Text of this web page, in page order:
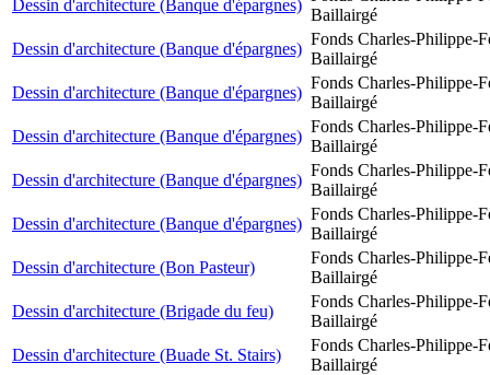
Dessin d'architecture (Banque d'épargnes)
Baillairgé
Dessin d'architecture (Banque d'épargnes)
Fonds Charles-Philippe-
Baillairgé
Dessin d'architecture (Banque d'épargnes)
Fonds Charles-Philippe-
Baillairgé
Dessin d'architecture (Banque d'épargnes)
Fonds Charles-Philippe-
Baillairgé
Dessin d'architecture (Banque d'épargnes)
Fonds Charles-Philippe-
Baillairgé
Dessin d'architecture (Banque d'épargnes)
Fonds Charles-Philippe-
Baillairgé
Dessin d'architecture (Bon Pasteur)
Fonds Charles-Philippe-
Baillairgé
Dessin d'architecture (Brigade du feu)
Fonds Charles-Philippe-
Baillairgé
Dessin d'architecture (Buade St. Stairs)
Fonds Charles-Philippe-
Baillairgé